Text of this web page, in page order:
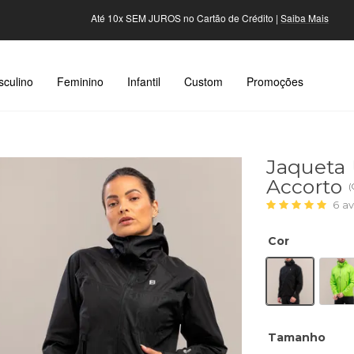
Até 10x SEM JUROS no Cartão de Crédito | Saiba Mais
Feminino Infantil Custom Promoções
Jaqueta
Accorto
(
6
Cor
Tamanho